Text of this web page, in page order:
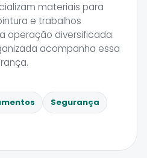
materiais para
e trabalhos
operação diversificada.
acompanha essa
Segurança